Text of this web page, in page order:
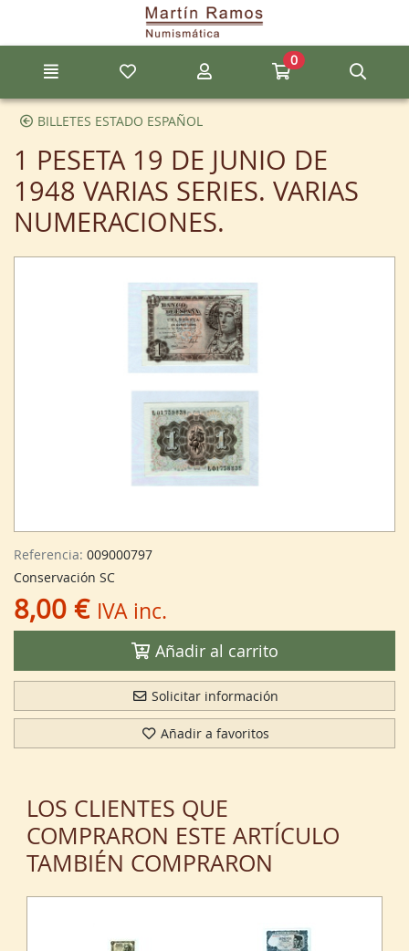
Ir al contenido principal de la página
Mis artículos favoritos
Mi cuentaIr a mi compra
0
BILLETES ESTADO ESPAÑOL
1 PESETA 19 DE JUNIO DE
1948 VARIAS SERIES. VARIAS
NUMERACIONES.
Referencia: 009000797
Conservación SC
8,00 € IVA inc.
Añadir al carrito
Solicitar información
Añadir a favoritos
LOS CLIENTES QUE
COMPRARON ESTE ARTÍCULO
TAMBIÉN COMPRARON